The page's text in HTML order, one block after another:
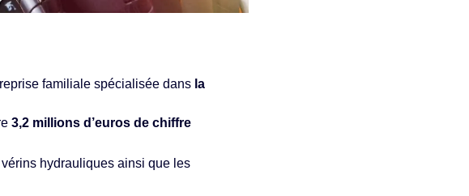
familiale spécialisée dans la
3,2 millions d’euros de chiffre
hydrauliques ainsi que les